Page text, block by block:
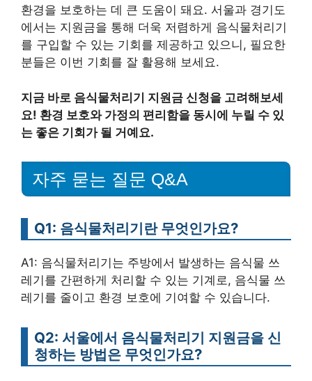
환경을 보호하는 데 큰 도움이 돼요. 서울과 경기도
에서는 지원금을 통해 더욱 저렴하게 음식물처리기
를 구입할 수 있는 기회를 제공하고 있으니, 필요한
분들은 이번 기회를 잘 활용해 보세요.
지금 바로 음식물처리기 지원금 신청을 고려해보세
요! 환경 보호와 가정의 편리함을 동시에 누릴 수 있
는 좋은 기회가 될 거예요.
자주 묻는 질문 Q&A
Q1: 음식물처리기란 무엇인가요?
A1: 음식물처리기는 주방에서 발생하는 음식물 쓰
레기를 간편하게 처리할 수 있는 기계로, 음식물 쓰
레기를 줄이고 환경 보호에 기여할 수 있습니다.
Q2: 서울에서 음식물처리기 지원금을 신
청하는 방법은 무엇인가요?